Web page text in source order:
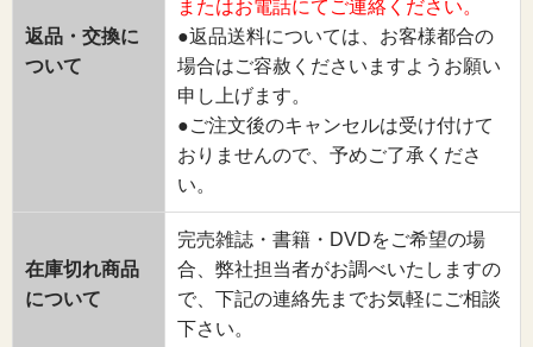
返品・交換に
ついて
またはお電話にてご連絡ください。
●返品送料については、お客様都合の
場合はご容赦くださいますようお願い
申し上げます。
●ご注文後のキャンセルは受け付けて
おりませんので、予めご了承くださ
い。
在庫切れ商品
について
完売雑誌・書籍・DVDをご希望の場
合、弊社担当者がお調べいたしますの
で、下記の連絡先までお気軽にご相談
下さい。